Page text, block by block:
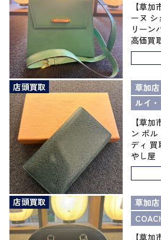
【草
ーヌ シ
リーン
高価買
店頭買取
草加店
ルイ
【草
ン ポ
ディ 買
やし屋
店頭買取
草加店
【草